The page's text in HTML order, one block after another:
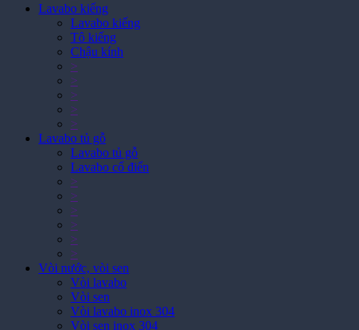
Lavabo kiếng
Lavabo kiếng
Tô kiếng
Chậu kính
>
>
>
>
>
Lavabo tủ gỗ
Lavabo tủ gỗ
Lavabo cổ điển
>
>
>
>
>
>
Vòi nước, vòi sen
Vòi lavabo
Vòi sen
Vòi lavabo inox 304
Vòi sen inox 304